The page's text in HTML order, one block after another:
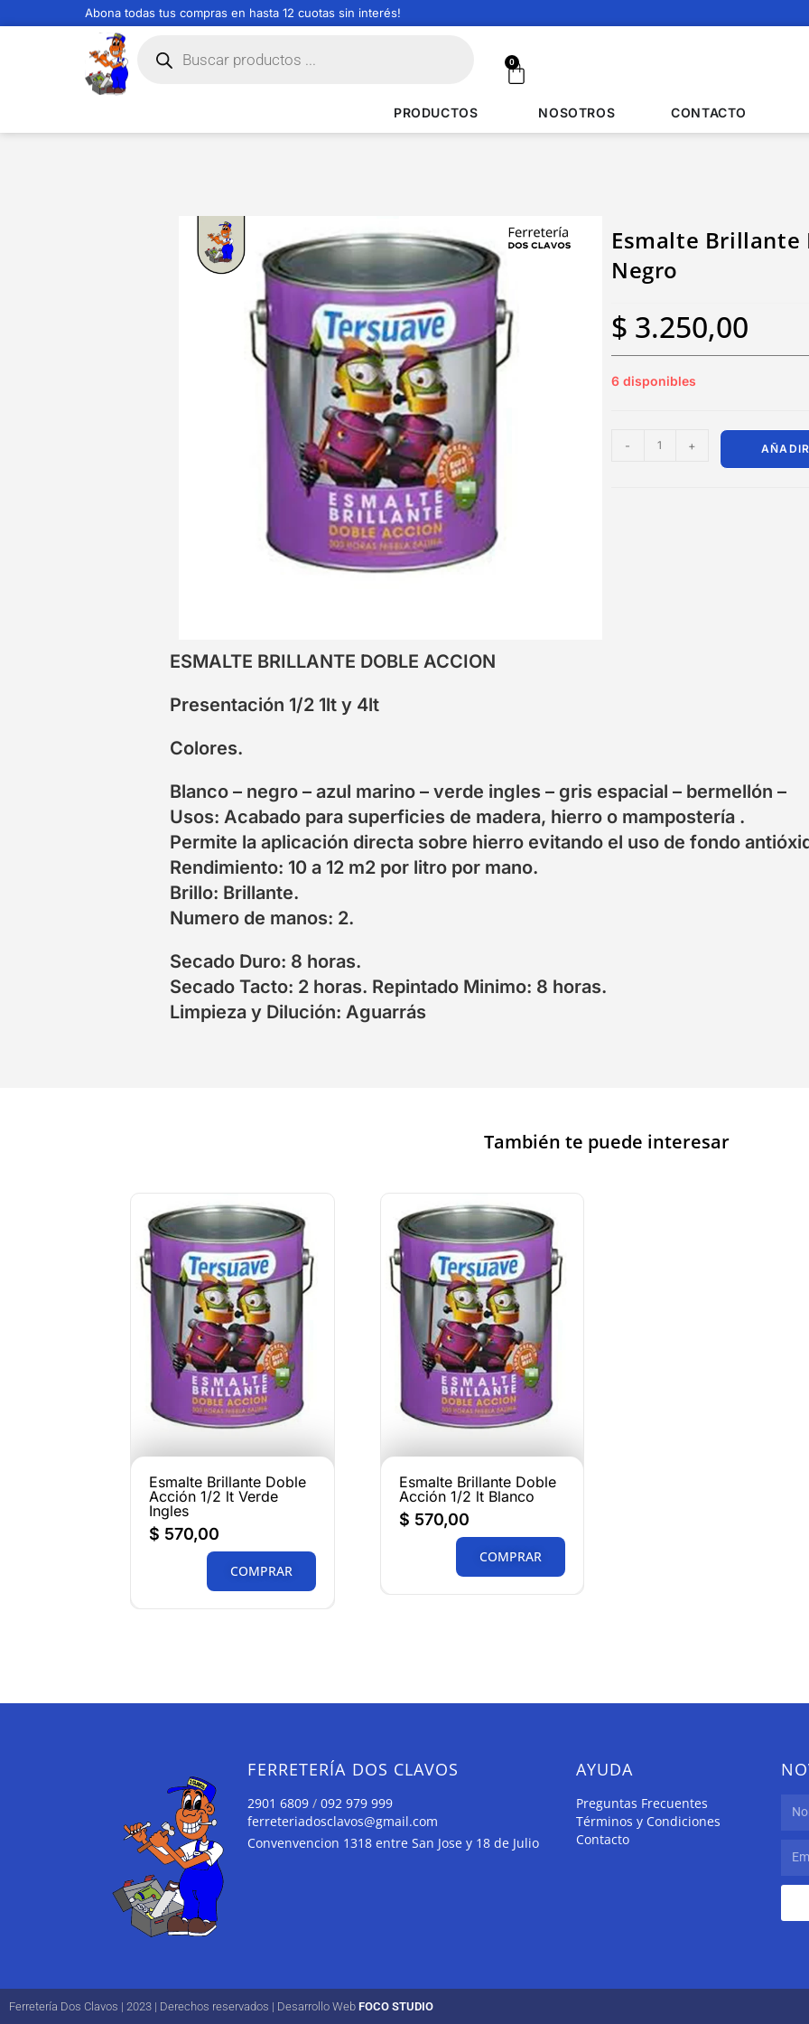
Abona todas tus compras en hasta 12 cuotas sin interés!
0
PRODUCTOS NOSOTROS CONTACTO
Esmalte Brillante
Negro
$ 3.250,00
6 disponibles
- +
ESMALTE BRILLANTE DOBLE ACCION
Presentación 1/2 1lt y 4lt
Colores.
Blanco – negro – azul marino – verde ingles – gris espacial – bermellón –
Usos: Acabado para superficies de madera, hierro o mampostería .
Permite la aplicación directa sobre hierro evitando el uso de fondo
Rendimiento: 10 a 12 m2 por litro por mano.
Brillo: Brillante.
Numero de manos: 2.
Secado Duro: 8 horas.
Secado Tacto: 2 horas. Repintado Minimo: 8 horas.
Limpieza y Dilución: Aguarrás
También te puede interesar
Esmalte Brillante Doble
Acción 1/2 lt Verde
Ingles
$ 570,00
COMPRAR
Esmalte Brillante Doble
Acción 1/2 lt Blanco
$ 570,00
COMPRAR
FERRETERÍA DOS CLAVOS
2901 6809 /092 979 999
ferreteriadosclavos@gmail.com
Convenvencion 1318 entre San Jose y 18 de Julio
AYUDA
Preguntas Frecuentes
Términos y Condiciones
Contacto
Ferretería Dos Clavos | 2023 | Derechos reservados | Desarrollo Web FOCO STUDIO